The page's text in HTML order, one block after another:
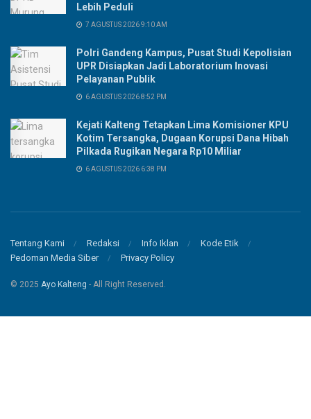
Lebih Peduli
7 AGUSTUS 2026 9:10 AM
Polri Gandeng Kampus, Pusat Studi Kepolisian
UPR Disiapkan Jadi Laboratorium Inovasi
Pelayanan Publik
6 AGUSTUS 2026 8:52 PM
Kejati Kalteng Tetapkan Lima Komisioner KPU
Kotim Tersangka, Dugaan Korupsi Dana Hibah
Pilkada Rugikan Negara Rp10 Miliar
6 AGUSTUS 2026 6:38 PM
Tentang Kami Redaksi Info Iklan
Kode Etik
Pedoman Media Siber
Privacy Policy
© 2025 Ayo Kalteng - All Right Reserved.